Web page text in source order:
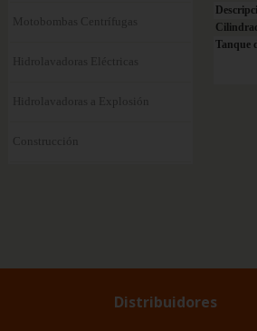
Motobombas Centrífugas
Hidrolavadoras Eléctricas
Hidrolavadoras a Explosión
Construcción
Tanque
Distribuidores